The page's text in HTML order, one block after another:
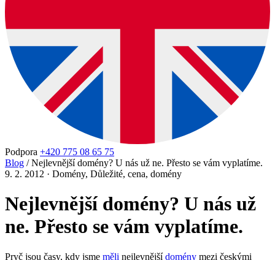
Podpora +420 775 08 65 75
Blog / Nejlevnější domény? U nás už ne. Přesto se vám vyplatíme.
9. 2. 2012 · Domény, Důležité, cena, domény
Nejlevnější domény? U nás už
ne. Přesto se vám vyplatíme.
Pryč jsou časy, kdy jsme měli nejlevnějšídomény mezi českými